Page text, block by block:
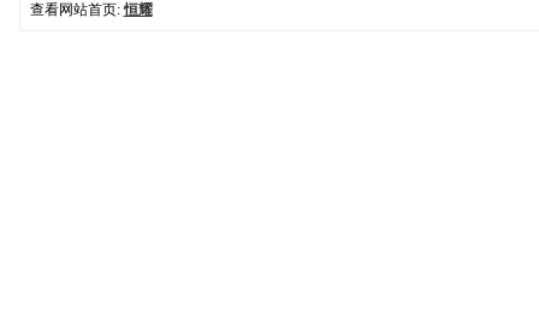
查看网站首页:恒耀